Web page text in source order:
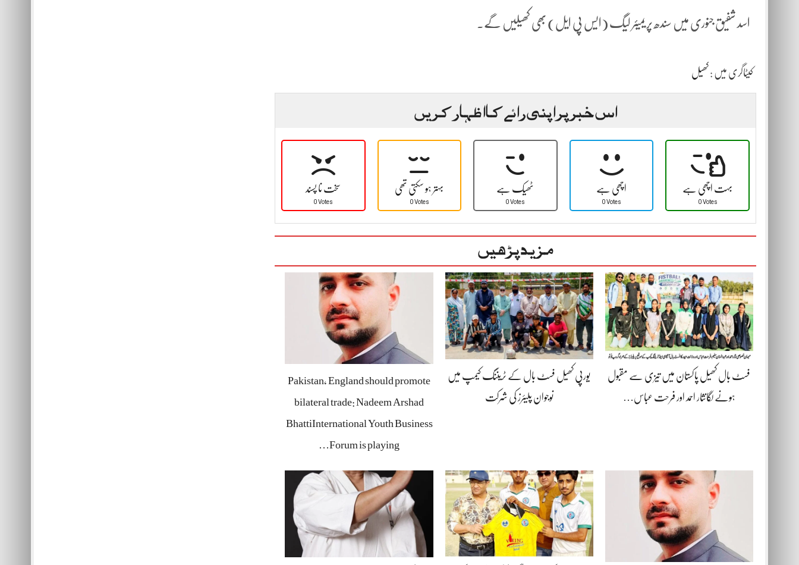
اسد شفیق جنوری میں سندھ پریمیئر لیگ (ایس پی ایل) بھی کھیلیں گے۔
کیٹاگری میں : کھیل
اس خبر پر اپنی رائے کا اظہار کریں
سخت نا پسند
0 Votes
بہتر ہو سکتی تھی
0 Votes
ٹھیک ہے
0 Votes
اچھی ہے
0 Votes
بہت اچھی ہے
0 Votes
مزید پڑھیں
فسٹ بال کھیل پاکستان میں تیزی سے مقبول
ہونے لگانثار احمد اور فرحت عباس…
یورپی کھیل فسٹ بال کے ٹریننگ کیمپ میں
نوجوان پلیئرز کی شرکت
Pakistan, England should promote
bilateral trade: Nadeem Arshad
BhattiInternational Youth Business
Forum is playing…